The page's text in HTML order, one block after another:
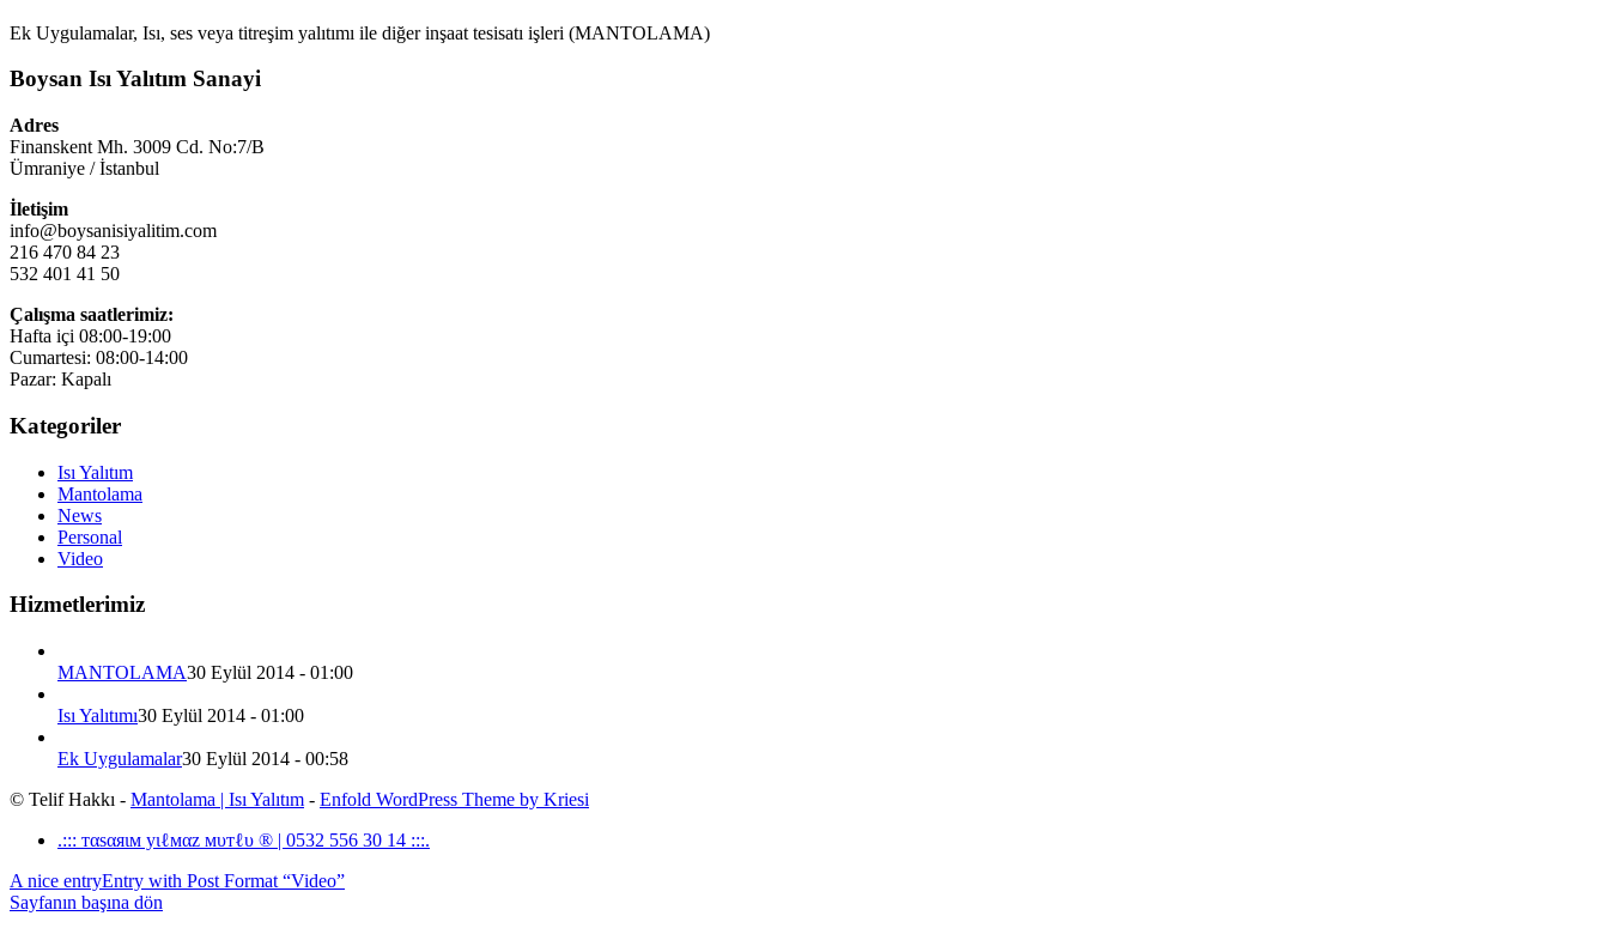
Ek Uygulamalar, Isı, ses veya titreşim yalıtımı ile diğer inşaat tesisatı işleri (MANTOLAMA)
Boysan Isı Yalıtım Sanayi
Adres
Finanskent Mh. 3009 Cd. No:7/B
Ümraniye / İstanbul
İletişim
info@boysanisiyalitim.com
216 470 84 23
532 401 41 50
Çalışma saatlerimiz:
Hafta içi 08:00-19:00
Cumartesi: 08:00-14:00
Pazar: Kapalı
Kategoriler
Isı Yalıtım
Mantolama
News
Personal
Video
Hizmetlerimiz
MANTOLAMA30 Eylül 2014 - 01:00
Isı Yalıtımı30 Eylül 2014 - 01:00
Ek Uygulamalar30 Eylül 2014 - 00:58
© Telif Hakkı - Mantolama | Isı Yalıtım - Enfold WordPress Theme by Kriesi
.::: тαѕαяιм уιℓмαz мυтℓυ ® | 0532 556 30 14 :::.
A nice entryEntry with Post Format “Video”
Sayfanın başına dön